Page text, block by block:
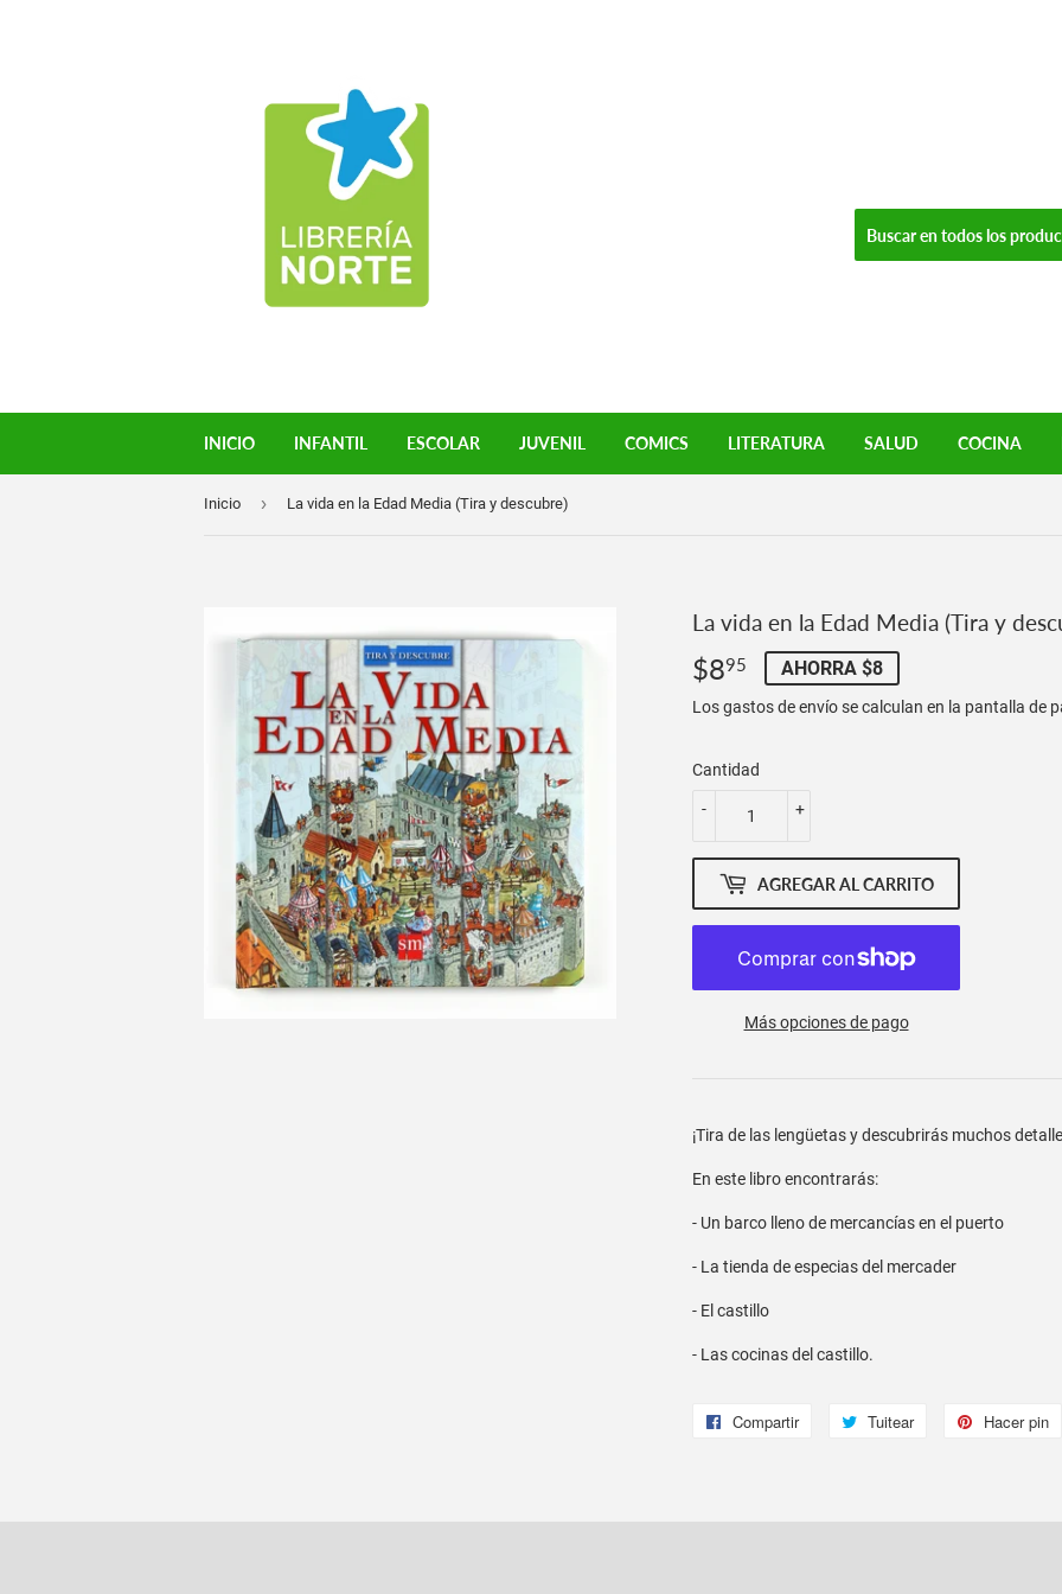
INICIO INFANTIL ESCOLAR JUVENIL COMICS LITERATURA SALUD COCINA
Inicio › La vida en la Edad Media (Tira y descubre)
La vida en la Edad Media (Tira y
$895 $8.95
AHORRA $8
Losgastos de envíose calculan en la pantalla de
Cantidad
+
-
AGREGAR AL CARRITO
Más opciones de pago
¡Tira de las lengüetas y descubrirás muchos
En este libro encontrarás:
- Un barco lleno de mercancías en el puerto
- La tienda de especias del mercader
- El castillo
- Las cocinas del castillo.
Compartir
CompartirTuitear
Tuitear Hacer pin